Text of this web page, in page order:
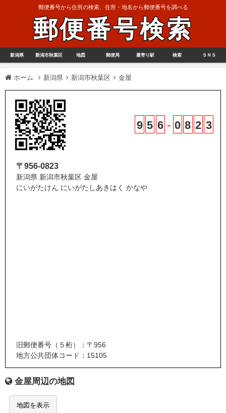
郵便番号から住所の検索、住所・地名から郵便番号を調べる
郵便番号検索
新潟県 新潟市秋葉区 地図 郵便局 最寄り駅 検索 ＳＮＳ
ホーム 新潟県 新潟市秋葉区 金屋
9 5 6 - 0 8 2 3
〒956-0823
新潟県 新潟市秋葉区 金屋
にいがたけん にいがたしあきはく かなや
旧郵便番号（５桁）：〒956
地方公共団体コード：15105
金屋周辺の地図
地図を表示